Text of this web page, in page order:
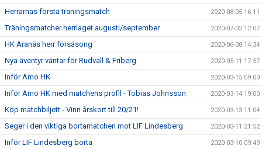
Herrarnas första träningsmatch 2020-08-05 16:11
Träningsmatcher herrlaget augusti/september 2020-07-02 12:07
HK Aranäs herr försäsong 2020-06-08 14:34
Nya äventyr väntar för Rudvall & Friberg 2020-05-11 17:57
Inför Amo HK 2020-03-15 09:00
Inför Amo HK med matchens profil - Tobias Johnsson 2020-03-14 19:00
Köp matchbiljett - Vinn årskort till 20/21! 2020-03-13 11:04
Seger i den viktiga bortamatchen mot LIF Lindesberg 2020-03-11 21:52
Inför LIF Lindesberg borta 2020-03-10 09:49